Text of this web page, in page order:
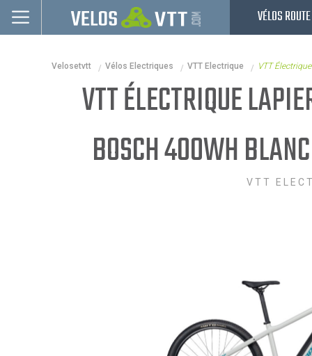
VÉLOS ROUTE
Vélos urbains & Fitness
Velosetvtt Vélos Electriques VTT Electrique VTT
VTT ÉLECTRIQUE
BOSCH 400WH
VTT